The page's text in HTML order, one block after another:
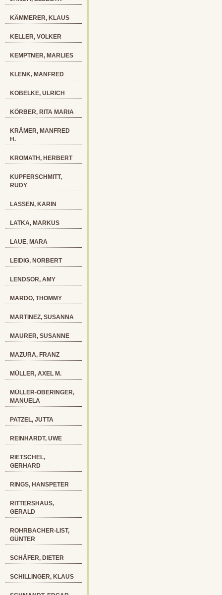
KÄMMERER, KLAUS
KELLER, VOLKER
KEMPTNER, MARLIES
KLENK, MANFRED
KOBELKE, ULRICH
KÖRBER, RITA MARIA
KRÄMER, MANFRED
H.
KROMATH, HERBERT
KUPFERSCHMITT,
RUDY
LASSEN, KARIN
LATKA, MARKUS
LAUE, MARA
LEIDIG, NORBERT
LENDSOR, AMY
MARDO, THOMMY
MARTINEZ, SUSANNA
MAURER, SUSANNE
MAZURA, FRANZ
MÜLLER, AXEL M.
MÜLLER-OBERINGER,
MANUELA
PATZEL, JUTTA
REINHARDT, UWE
RIETSCHEL,
GERHARD
RINGS, HANSPETER
RITTERSHAUS,
GERALD
ROHRBACHER-LIST,
GÜNTER
SCHÄFER, DIETER
SCHILLINGER, KLAUS